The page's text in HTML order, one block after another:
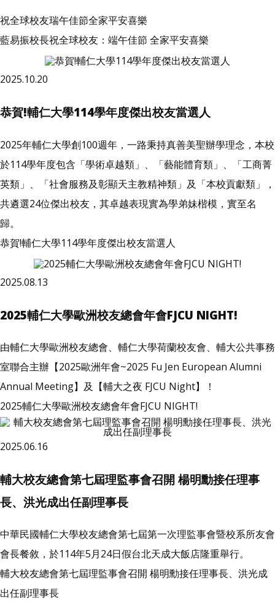
祝全球校友瑞午佳節全家平安喜樂
藍易振校長祝全球校友：端午佳節 全家平安喜樂
2025.10.20
恭賀!輔仁大學114學年度傑出校友當選人
2025年輔仁大學創100週年，一路秉持真善美聖辦學理念，本校
於114學年度包含「學術卓越類」、「藝能體育類」、「工商菁
英類」、「社會服務及彰顯天主教精神類」及「本校貢獻類」，
共遴選24位傑出校友，其卓越表現實為學弟妹楷模，實至名
歸。
恭賀!輔仁大學114學年度傑出校友當選人
2025.08.13
2025輔仁大學歐洲校友總會年會FJCU NIGHT!
由輔仁大學歐洲校友總會、輔仁大學荷蘭校友會、輔大公共事務
室聯合主辦【2025歐洲年會~2025 Fu Jen European Alumni
Annual Meeting】及【輔大之夜 FJCU Night】！
2025輔仁大學歐洲校友總會年會FJCU NIGHT!
2025.06.16
輔大校友總會第七屆理監事會召開 楊明勳接任理事
長、洪光成出任副理事長
中華民國輔仁大學校友總會第七屆第一次理監事會暨校系所友會
會長餐敘，於114年5月24日假台北天成大飯店隆重舉行。
輔大校友總會第七屆理監事會召開 楊明勳接任理事長、洪光成
出任副理事長